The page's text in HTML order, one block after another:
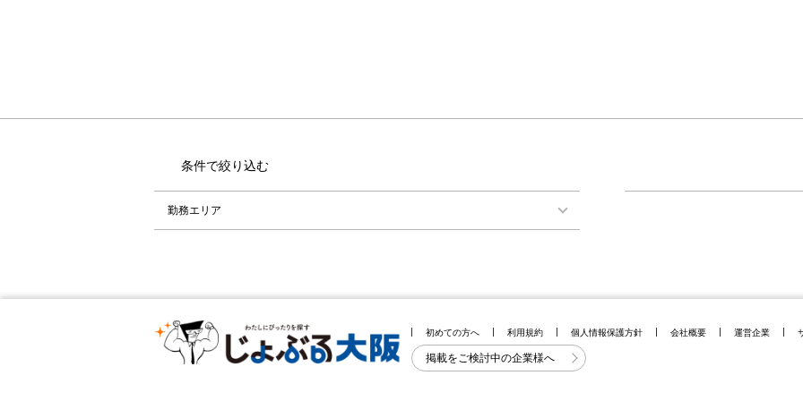
条件で絞り込む
勤務エリア
初めての方へ 利用規約 個人情報保護方針 会社概要 運営企業
掲載をご検討中の企業様へ